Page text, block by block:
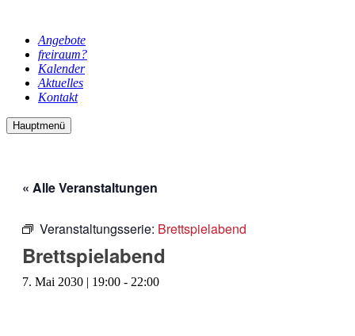
Angebote
freiraum?
Kalender
Aktuelles
Kontakt
Hauptmenü
« Alle Veranstaltungen
Veranstaltungsserie: Brettspielabend
Brettspielabend
7. Mai 2030 | 19:00 - 22:00